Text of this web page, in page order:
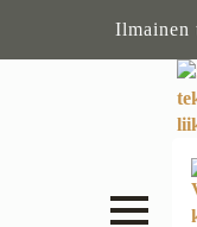
Ilmainen